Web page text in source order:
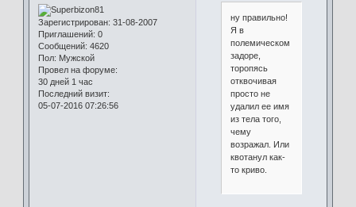
Зарегистрирован: 31-08-2007
Приглашений: 0
Сообщений: 4620
Пол: Мужской
Провел на форуме:
30 дней 1 час
Последний визит:
05-07-2016 07:26:56
ну правильно!
Я в
полемическом
задоре,
торопясь
отквочивая
просто не
удалил ее имя
из тела того,
чему
возражал. Или
квотанул как-
то криво.